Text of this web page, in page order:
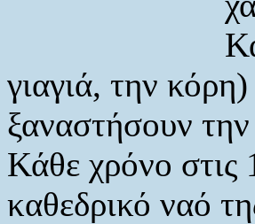
γιαγιά, την
ξαναστήσουν
Κάθε χρόνο
καθεδρικό ναό